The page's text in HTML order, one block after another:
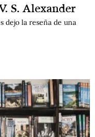
S. Alexander
dejo la reseña de una